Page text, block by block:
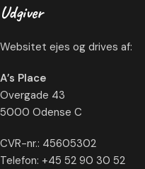
Udgiver
Websitet ejes og drives af:
A’s Place
Overgade 43
5000 Odense C
CVR-nr.: 45605302
Telefon: +45 52 90 30 52